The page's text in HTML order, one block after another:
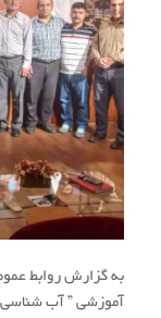
به گزارش روابط